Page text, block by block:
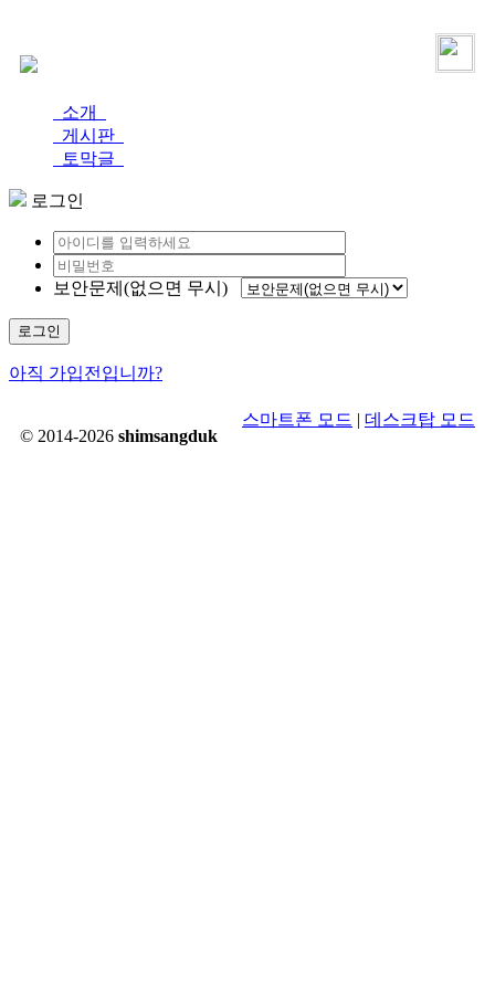
소개
게시판
토막글
로그인
보안문제(없으면 무시)
로그인
아직 가입전입니까?
© 2014-2026 shimsangduk
스마트폰 모드 | 데스크탑 모드